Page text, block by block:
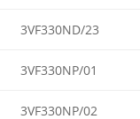
3VF330ND/23
3VF330NP/01
3VF330NP/02